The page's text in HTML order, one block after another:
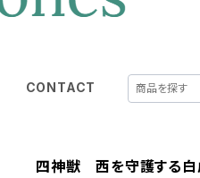
CONTACT
四神獣 西を守護する